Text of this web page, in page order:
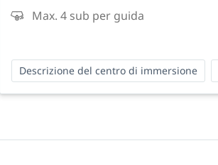
Max. 4 sub per guida
Descrizione del centro di immersione